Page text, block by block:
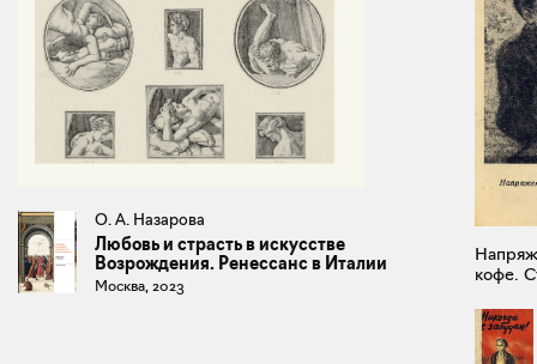
О. А. Назарова
Любовь и страсть в искусстве
Возрождения. Ренессанс в Италии
Москва, 2023
кофе.